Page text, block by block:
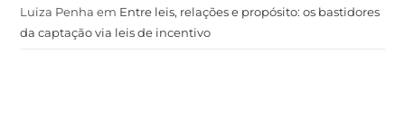
Luiza Penha em Entre leis, relações e propósito: os bastidores
da captação via leis de incentivo